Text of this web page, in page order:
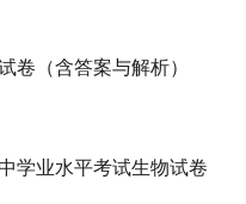
卷（含答案与解析）
学业水平考试生物试卷